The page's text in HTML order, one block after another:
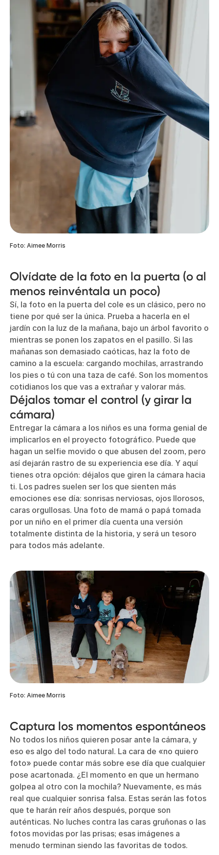
Foto: Aimee Morris
Olvídate de la foto en la puerta (o al
menos reinvéntala un poco)
Sí, la foto en la puerta del cole es un clásico, pero no
tiene por qué ser la única. Prueba a hacerla en el
jardín con la luz de la mañana, bajo un árbol favorito o
mientras se ponen los zapatos en el pasillo. Si las
mañanas son demasiado caóticas, haz la foto de
camino a la escuela: cargando mochilas, arrastrando
los pies o tú con una taza de café. Son los momentos
cotidianos los que vas a extrañar y valorar más.
Déjalos tomar el control (y girar la
cámara)
Entregar la cámara a los niños es una forma genial de
implicarlos en el proyecto fotográfico. Puede que
hagan un selfie movido o que abusen del zoom, pero
así dejarán rastro de su experiencia ese día. Y aquí
tienes otra opción: déjalos que giren la cámara hacia
ti. Los padres suelen ser los que sienten más
emociones ese día: sonrisas nerviosas, ojos llorosos,
caras orgullosas. Una foto de mamá o papá tomada
por un niño en el primer día cuenta una versión
totalmente distinta de la historia, y será un tesoro
para todos más adelante.
Foto: Aimee Morris
Captura los momentos espontáneos
No todos los niños quieren posar ante la cámara, y
eso es algo del todo natural. La cara de «no quiero
foto» puede contar más sobre ese día que cualquier
pose acartonada. ¿El momento en que un hermano
golpea al otro con la mochila? Nuevamente, es más
real que cualquier sonrisa falsa. Estas serán las fotos
que te harán reír años después, porque son
auténticas. No luches contra las caras gruñonas o las
fotos movidas por las prisas; esas imágenes a
menudo terminan siendo las favoritas de todos.